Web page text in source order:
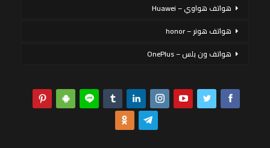
هواتف هواوي – Huawei
هواتف هونر – honor
هواتف ون بلس – OnePlus